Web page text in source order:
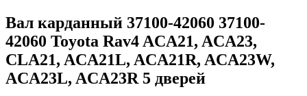
Вал карданный 37100-42060 37100-
42060 Toyota Rav4 ACA21, ACA23,
CLA21, ACA21L, ACA21R, ACA23W,
ACA23L, ACA23R 5 дверей